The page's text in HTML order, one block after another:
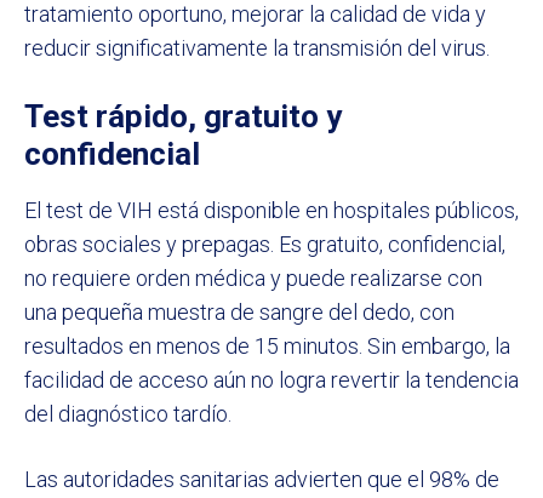
tratamiento oportuno, mejorar la calidad de vida y
reducir significativamente la transmisión del virus.
Test rápido, gratuito y
confidencial
El test de VIH está disponible en hospitales públicos,
obras sociales y prepagas. Es gratuito, confidencial,
no requiere orden médica y puede realizarse con
una pequeña muestra de sangre del dedo, con
resultados en menos de 15 minutos. Sin embargo, la
facilidad de acceso aún no logra revertir la tendencia
del diagnóstico tardío.
Las autoridades sanitarias advierten que el 98% de